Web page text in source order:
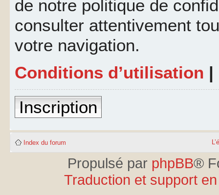
de notre politique de
consulter attentivement
votre navigation.
Conditions d’utilisation |
Inscription
Index du forum
Propulsé par phpBB®
Traduction et support